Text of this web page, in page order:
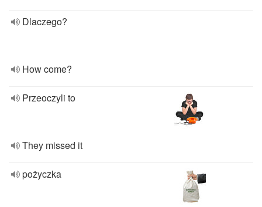
Dlaczego?
How come?
Przeoczyli to
They missed it
pożyczka